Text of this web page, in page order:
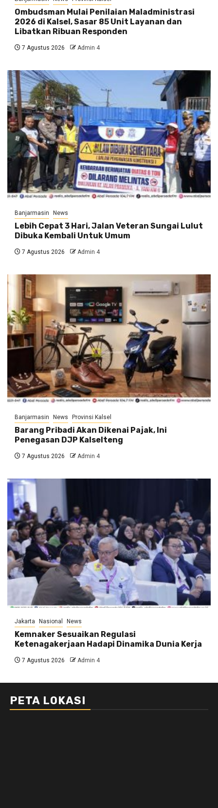
Ombudsman Mulai Penilaian Maladministrasi
2026 di Kalsel, Sasar 85 Unit Layanan dan
Libatkan Ribuan Responden
7 Agustus 2026 Admin 4
Banjarmasin News
Lebih Cepat 3 Hari, Jalan Veteran Sungai Lulut
Dibuka Kembali Untuk Umum
7 Agustus 2026 Admin 4
Banjarmasin News Provinsi Kalsel
Barang Pribadi Akan Dikenai Pajak, Ini
Penegasan DJP Kalselteng
7 Agustus 2026 Admin 4
Jakarta Nasional News
Kemnaker Sesuaikan Regulasi
Ketenagakerjaan Hadapi Dinamika Dunia Kerja
7 Agustus 2026 Admin 4
PETA LOKASI